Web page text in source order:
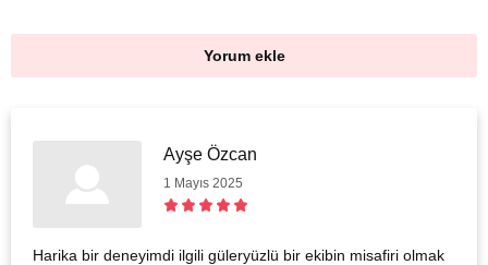
Yorum ekle
Ayşe Özcan
1 Mayıs 2025
Harika bir deneyimdi ilgili güleryüzlü bir ekibin misafiri olmak